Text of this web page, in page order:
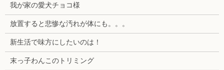
我が家の愛犬チョコ様
放置すると悲惨な汚れが体にも。。。
新生活で味方にしたいのは！
末っ子わんこのトリミング